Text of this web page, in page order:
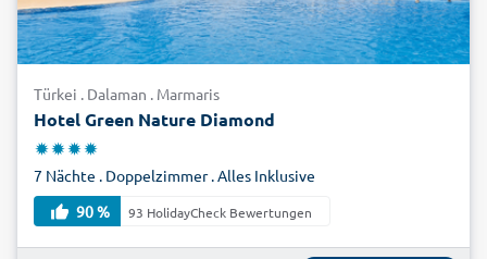
tiefblauen Mittelmeer im Hintergrund. Buchen Sie jetzt
günstig mit alltours Ihre Last Minute Dalaman-Reise und
entdecken Sie diese außergewöhnliche türkische Region!
Türkei . Dalaman . Marmaris
Hotel Green Nature Diamond
7 Nächte . Doppelzimmer . Alles Inklusive
90 %
93 HolidayCheck Bewertungen